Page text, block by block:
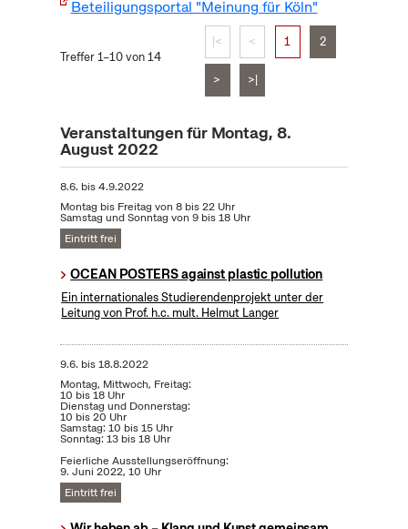
Beteiligungsportal "Meinung für Köln"
Treffer 1–10 von 14
|< < 1 2
> >|
Veranstaltungen für Montag, 8.
August 2022
8.6. bis4.9.2022
Montag bis Freitag von 8 bis 22 Uhr
Samstag und Sonntag von 9 bis 18 Uhr
Eintritt frei
OCEAN POSTERS against plastic pollution
Ein internationales Studierendenprojekt unter der
Leitung von Prof. h.c. mult. Helmut Langer
9.6. bis18.8.2022
Montag, Mittwoch, Freitag:
10 bis 18 Uhr
Dienstag und Donnerstag:
10 bis 20 Uhr
Samstag: 10 bis 15 Uhr
Sonntag: 13 bis 18 Uhr
Feierliche Ausstellungseröffnung:
9. Juni 2022, 10 Uhr
Eintritt frei